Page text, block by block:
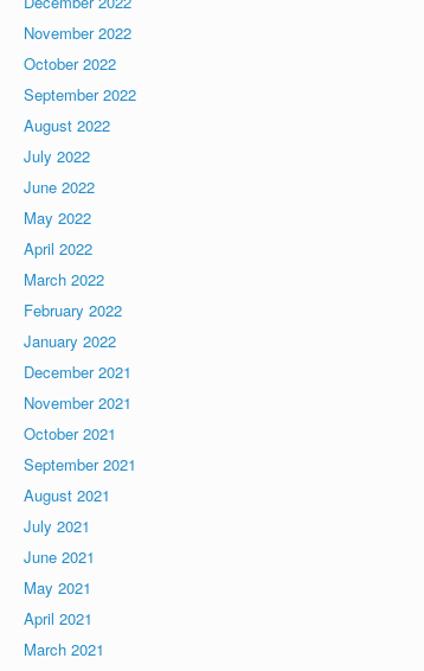
November 2022
October 2022
September 2022
August 2022
July 2022
June 2022
May 2022
April 2022
March 2022
February 2022
January 2022
December 2021
November 2021
October 2021
September 2021
August 2021
July 2021
June 2021
May 2021
April 2021
March 2021